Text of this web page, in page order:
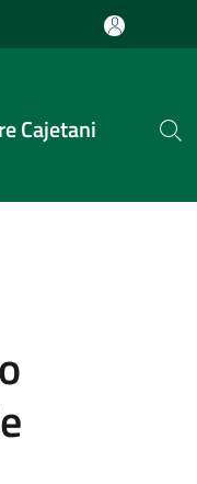
Cajetani